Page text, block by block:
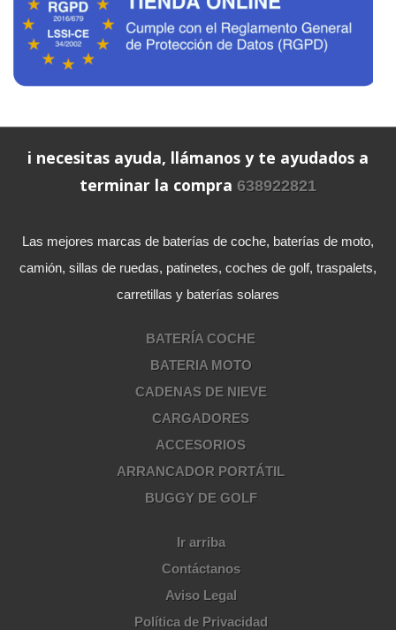
i necesitas ayuda, llámanos y te ayudados a
terminar la compra 638922821
Las mejores marcas de baterías de coche, baterías de moto,
camión, sillas de ruedas, patinetes, coches de golf, traspalets,
carretillas y baterías solares
BATERÍA COCHE
BATERIA MOTO
CADENAS DE NIEVE
CARGADORES
ACCESORIOS
ARRANCADOR PORTÁTIL
BUGGY DE GOLF
Ir arriba
Contáctanos
Aviso Legal
Política de Privacidad